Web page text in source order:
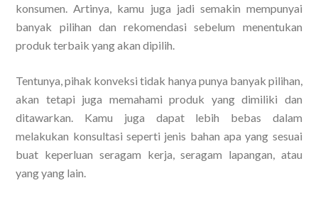
konsumen. Artinya, kamu juga jadi semakin mempunyai
banyak pilihan dan rekomendasi sebelum menentukan
produk terbaik yang akan dipilih.
Tentunya, pihak konveksi tidak hanya punya banyak pilihan,
akan tetapi juga memahami produk yang dimiliki dan
ditawarkan. Kamu juga dapat lebih bebas dalam
melakukan konsultasi seperti jenis bahan apa yang sesuai
buat keperluan seragam kerja, seragam lapangan, atau
yang yang lain.